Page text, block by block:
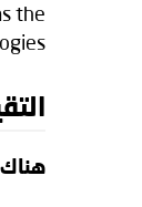
the
هناك